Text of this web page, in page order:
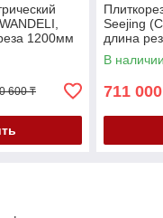
1200мм
600 ₸
Seejing
длина
1200-QX)
В наличии
711 000